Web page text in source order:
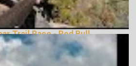
Trail Race - Red Bull